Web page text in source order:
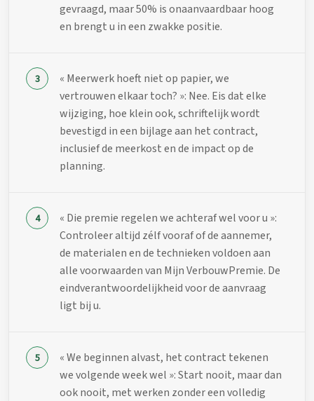
gevraagd, maar 50% is onaanvaardbaar hoog
en brengt u in een zwakke positie.
« Meerwerk hoeft niet op papier, we
vertrouwen elkaar toch? »: Nee. Eis dat elke
wijziging, hoe klein ook, schriftelijk wordt
bevestigd in een bijlage aan het contract,
inclusief de meerkost en de impact op de
planning.
« Die premie regelen we achteraf wel voor u »:
Controleer altijd zélf vooraf of de aannemer,
de materialen en de technieken voldoen aan
alle voorwaarden van Mijn VerbouwPremie. De
eindverantwoordelijkheid voor de aanvraag
ligt bij u.
« We beginnen alvast, het contract tekenen
we volgende week wel »: Start nooit, maar dan
ook nooit, met werken zonder een volledig